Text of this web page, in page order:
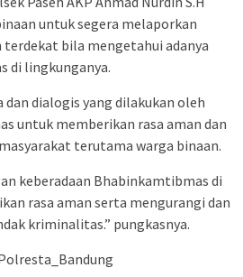
untuk segera melaporkan
terdekat bila mengetahui adanya
di lingkunganya.
dialogis yang dilakukan oleh
untuk memberikan rasa aman dan
terutama warga binaan.
keberadaan Bhabinkamtibmas di
rasa aman serta mengurangi dan
kriminalitas.” pungkasnya.